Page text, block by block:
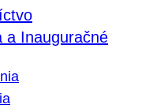
a Inauguračné